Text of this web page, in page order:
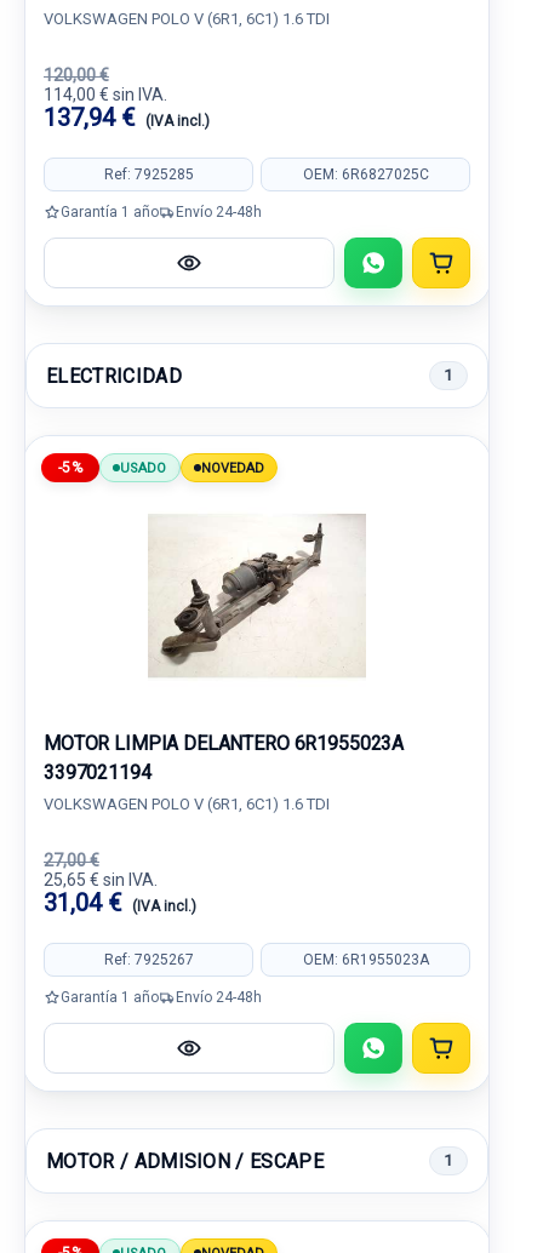
VOLKSWAGEN POLO V (6R1, 6C1) 1.6 TDI
120,00 €
114,00 € sin IVA.
137,94 € (IVA incl.)
Ref: 7925285 OEM: 6R6827025C
Garantía 1 año Envío 24-48h
ELECTRICIDAD 1
-5% USADO NOVEDAD
MOTOR LIMPIA DELANTERO 6R1955023A
3397021194
VOLKSWAGEN POLO V (6R1, 6C1) 1.6 TDI
27,00 €
25,65 € sin IVA.
31,04 € (IVA incl.)
Ref: 7925267 OEM: 6R1955023A
Garantía 1 año Envío 24-48h
MOTOR / ADMISION / ESCAPE 1